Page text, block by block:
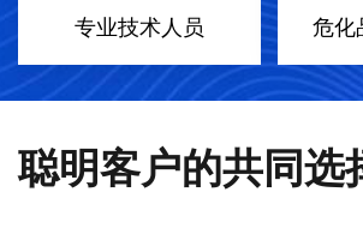
专业技术人员 危化
聪明客户的共同选